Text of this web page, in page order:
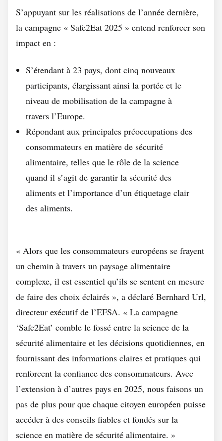
S’appuyant sur les réalisations de l’année dernière,
la campagne « Safe2Eat 2025 » entend renforcer son
impact en :
S’étendant à 23 pays, dont cinq nouveaux
participants, élargissant ainsi la portée et le
niveau de mobilisation de la campagne à
travers l’Europe.
Répondant aux principales préoccupations des
consommateurs en matière de sécurité
alimentaire, telles que le rôle de la science
quand il s’agit de garantir la sécurité des
aliments et l’importance d’un étiquetage clair
des aliments.
« Alors que les consommateurs européens se frayent
un chemin à travers un paysage alimentaire
complexe, il est essentiel qu’ils se sentent en mesure
de faire des choix éclairés », a déclaré Bernhard Url,
directeur exécutif de l’EFSA. « La campagne
‘Safe2Eat’ comble le fossé entre la science de la
sécurité alimentaire et les décisions quotidiennes, en
fournissant des informations claires et pratiques qui
renforcent la confiance des consommateurs. Avec
l’extension à d’autres pays en 2025, nous faisons un
pas de plus pour que chaque citoyen européen puisse
accéder à des conseils fiables et fondés sur la
science en matière de sécurité alimentaire. »